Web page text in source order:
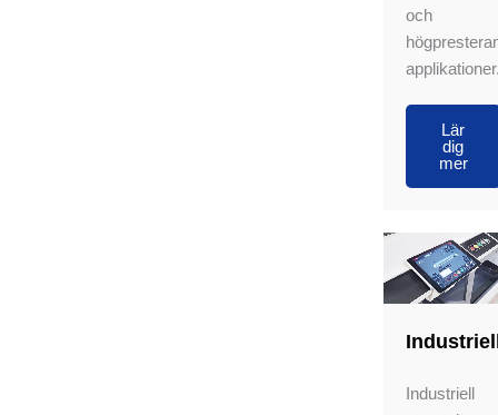
och
Lär
dig
mer
Industriell